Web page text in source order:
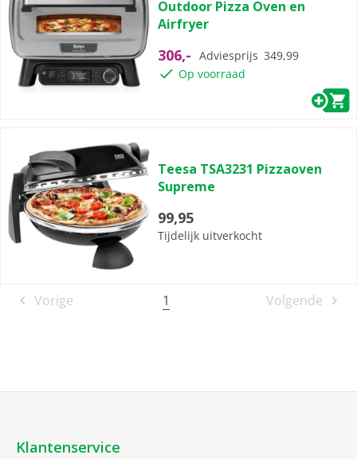
de
5
Outdoor Pizza Oven en
Airfryer
306,- Adviesprijs 349,99
Op voorraad
van
de
sterren.
Teesa TSA3231 Pizzaoven
Supreme
99,95
Tijdelijk uitverkocht
Vorige 1 Volgende
Klantenservice